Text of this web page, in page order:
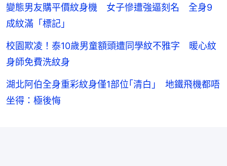
變態男友購平價紋身機 女子慘遭強逼刻名 全身9
成紋滿「標記」
校園欺凌！泰10歲男童額頭遭同學紋不雅字 暖心紋
身師免費洗紋身
湖北阿伯全身重彩紋身僅1部位｢清白｣ 地鐵飛機都唔
坐得：極後悔